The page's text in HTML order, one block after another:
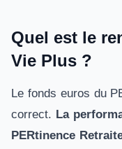
Quel est le
Vie Plus ?
Le fonds euros du
correct. La
PERtinence